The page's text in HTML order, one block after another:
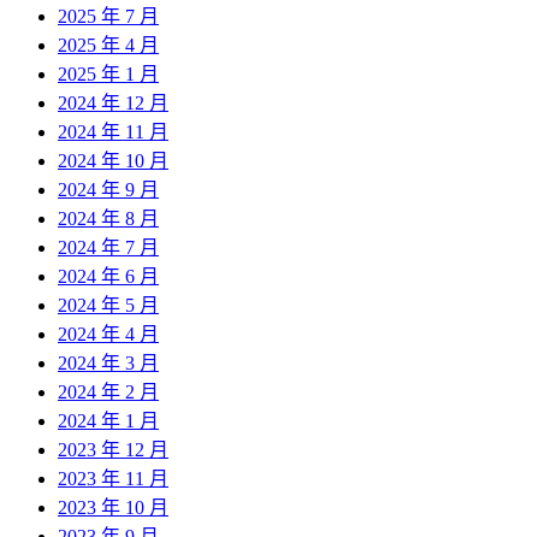
2025 年 7 月
2025 年 4 月
2025 年 1 月
2024 年 12 月
2024 年 11 月
2024 年 10 月
2024 年 9 月
2024 年 8 月
2024 年 7 月
2024 年 6 月
2024 年 5 月
2024 年 4 月
2024 年 3 月
2024 年 2 月
2024 年 1 月
2023 年 12 月
2023 年 11 月
2023 年 10 月